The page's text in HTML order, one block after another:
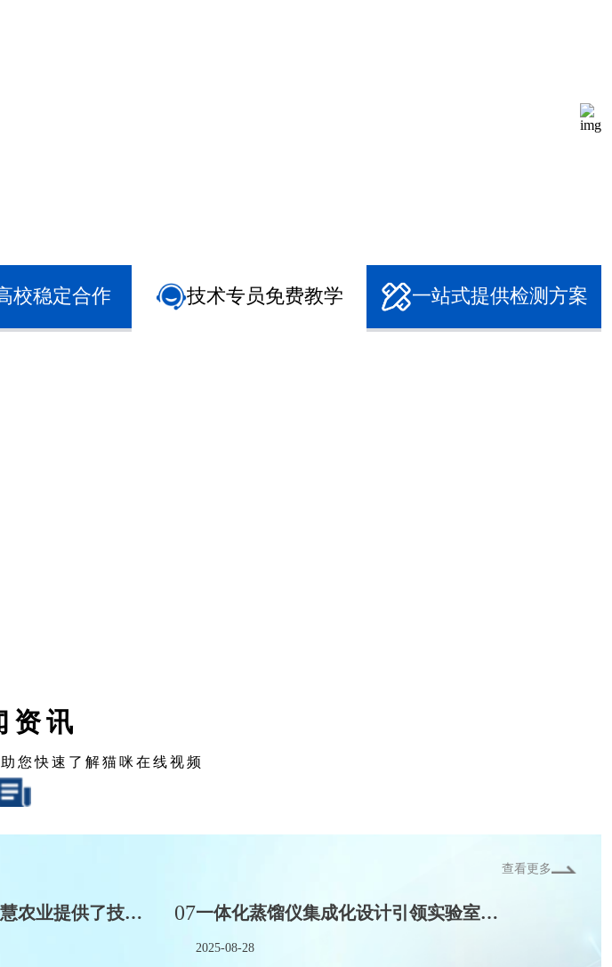
校稳定合作 技术专员免费教学 一站式提供检测方案
资讯
您快速了解猫咪在线视频
查看更多
土壤养分检测仪为智慧农业提供了技术支撑 07 一体化蒸馏仪集成化设计引领实验室分离技术新变革
2025-08-28